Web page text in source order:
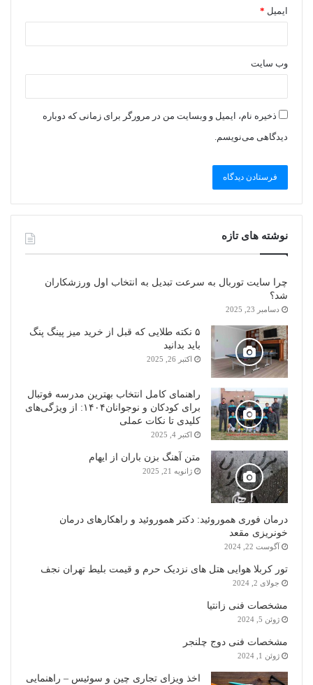
ایمیل *
وب‌ سایت
ذخیره نام، ایمیل و وبسایت من در مرورگر برای زمانی که دوباره
دیدگاهی می‌نویسم.
نوشته های تازه
چرا سایت توربال به ‌سرعت تبدیل به انتخاب اول ورزشکاران
شد؟
دسامبر 23, 2025
۵ نکته طلایی که قبل از خرید میز پینگ پنگ
باید بدانید
اکتبر 26, 2025
راهنمای کامل انتخاب بهترین مدرسه فوتبال
برای کودکان و نوجوانان۱۴۰۴: از ویژگی‌های
کلیدی تا نکات عملی
اکتبر 4, 2025
متن آهنگ بزن باران از ایهام
ژانویه 21, 2025
درمان فوری هموروئید: دکتر هموروئید و راهکارهای درمان
خونریزی مقعد
آگوست 22, 2024
تور کربلا هوایی هتل های نزدیک حرم و قیمت بلیط تهران نجف
جولای 2, 2024
مشخصات فنی زانتیا
ژوئن 5, 2024
مشخصات فنی دوج چلنجر
ژوئن 1, 2024
اخذ ویزای تجاری چین و سوئیس – راهنمایی